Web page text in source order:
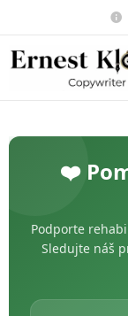
❤️
Podporte
Sledujte náš